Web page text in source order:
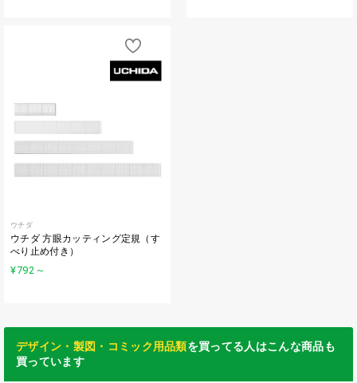
ウチダ
ウチダ 方眼カッティング定規（す
べり止め付き）
¥792 ～
デザイン・製図・コミック用品類を買ってる人はこんな商品も
買っています